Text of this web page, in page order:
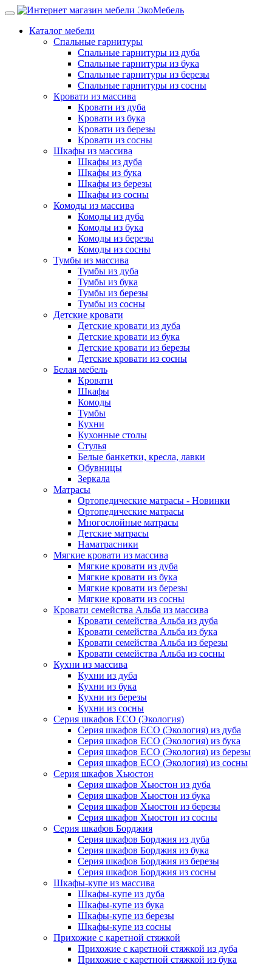
Каталог мебели
Спальные гарнитуры
Спальные гарнитуры из дуба
Спальные гарнитуры из бука
Спальные гарнитуры из березы
Спальные гарнитуры из сосны
Кровати из массива
Кровати из дуба
Кровати из бука
Кровати из березы
Кровати из сосны
Шкафы из массива
Шкафы из дуба
Шкафы из бука
Шкафы из березы
Шкафы из сосны
Комоды из массива
Комоды из дуба
Комоды из бука
Комоды из березы
Комоды из сосны
Тумбы из массива
Тумбы из дуба
Тумбы из бука
Тумбы из березы
Тумбы из сосны
Детские кровати
Детские кровати из дуба
Детские кровати из бука
Детские кровати из березы
Детские кровати из сосны
Белая мебель
Кровати
Шкафы
Комоды
Тумбы
Кухни
Кухонные столы
Стулья
Белые банкетки, кресла, лавки
Обувницы
Зеркала
Матрасы
Ортопедические матрасы - Новинки
Ортопедические матрасы
Многослойные матрасы
Детские матрасы
Наматрасники
Мягкие кровати из массива
Мягкие кровати из дуба
Мягкие кровати из бука
Мягкие кровати из березы
Мягкие кровати из сосны
Кровати семейства Альба из массива
Кровати семейства Альба из дуба
Кровати семейства Альба из бука
Кровати семейства Альба из березы
Кровати семейства Альба из сосны
Кухни из массива
Кухни из дуба
Кухни из бука
Кухни из березы
Кухни из сосны
Серия шкафов ECO (Экология)
Серия шкафов ECO (Экология) из дуба
Серия шкафов ECO (Экология) из бука
Серия шкафов ECO (Экология) из березы
Серия шкафов ECO (Экология) из сосны
Серия шкафов Хьюстон
Серия шкафов Хьюстон из дуба
Серия шкафов Хьюстон из бука
Серия шкафов Хьюстон из березы
Серия шкафов Хьюстон из сосны
Серия шкафов Борджия
Серия шкафов Борджия из дуба
Серия шкафов Борджия из бука
Серия шкафов Борджия из березы
Серия шкафов Борджия из сосны
Шкафы-купе из массива
Шкафы-купе из дуба
Шкафы-купе из бука
Шкафы-купе из березы
Шкафы-купе из сосны
Прихожие с каретной стяжкой
Прихожие с каретной стяжкой из дуба
Прихожие с каретной стяжкой из бука